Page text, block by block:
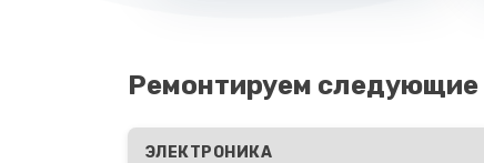
Ремонтируем следующие
ЭЛЕКТРОНИКА